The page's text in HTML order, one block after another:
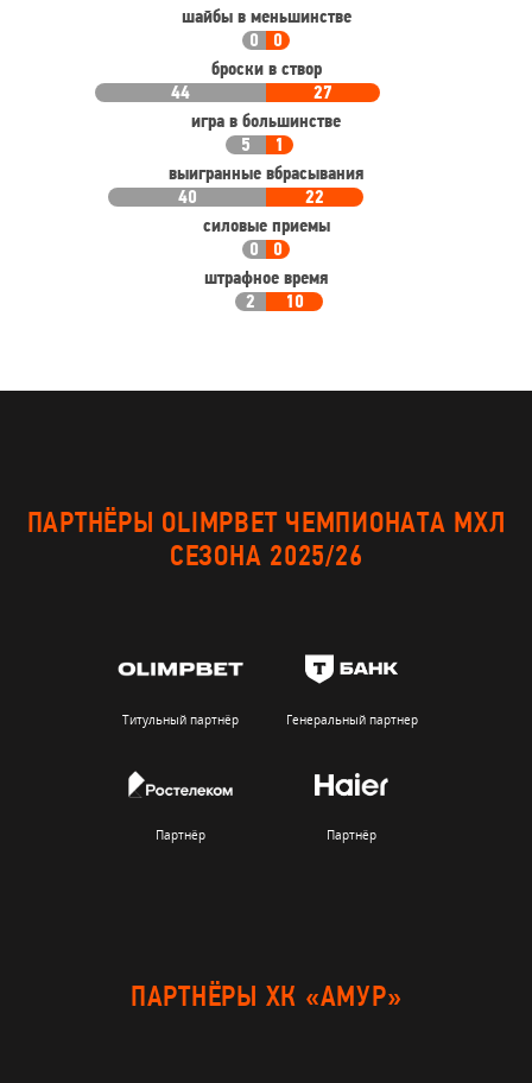
шайбы в меньшинстве
0
0
броски в створ
44
27
игра в большинстве
5
1
выигранные вбрасывания
40
22
силовые приемы
0
0
штрафное время
2
10
ПАРТНЁРЫ OLIMPBET ЧЕМПИОНАТА МХЛ
СЕЗОНА 2025/26
Титульный партнёр Генеральный партнер
Партнёр Партнёр
ПАРТНЁРЫ ХК «АМУР»